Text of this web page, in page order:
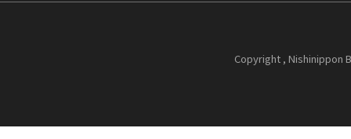
Copyright , Nishinippon